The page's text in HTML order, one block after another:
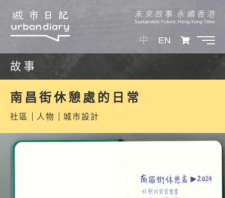
中 EN
故事
南昌街休憩處的日常
社區 人物 城市設計